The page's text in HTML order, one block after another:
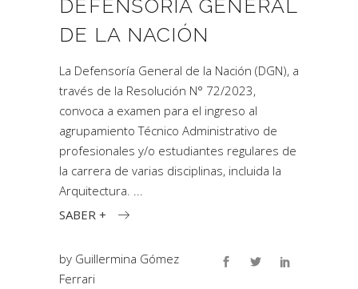
DEFENSORÍA GENERAL
DE LA NACIÓN
La Defensoría General de la Nación (DGN), a
través de la Resolución N° 72/2023,
convoca a examen para el ingreso al
agrupamiento Técnico Administrativo de
profesionales y/o estudiantes regulares de
la carrera de varias disciplinas, incluida la
Arquitectura.
SABER +
by Guillermina Gómez
Ferrari